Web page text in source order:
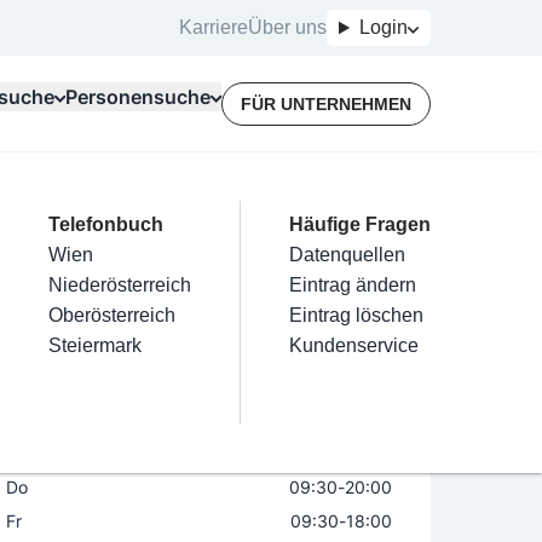
KarriereÜber uns Login
Kategorien
Friseur
Nägel
Haarentfernung
Make-Up
Für Unternehmer
Terminbuchung
Kostenlose Beratung
Top Branchen
Elektriker
Installateure
Maler & Lackierer
Branchen A-Z
Mein Firmeneintrag
Eintrag hinzufügen
Eintrag beanspruchen
Eintrag verwalten
Eintrag bewerben
Personensuche
Telefonbuch
Wien
Niederösterreich
Oberösterreich
Steiermark
Häufige Fragen
Datenquellen
Eintrag ändern
Eintrag löschen
Kundenservice
FÜR UNTERNEHMEN
Mohaupt
Öffnungszeiten
Do
09:30-20:00
Fr
09:30-18:00